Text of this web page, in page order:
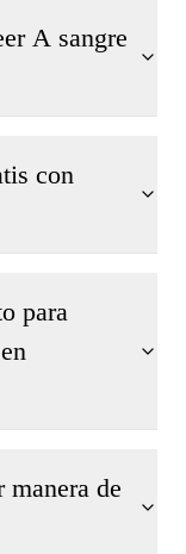
A sangre
con
para
manera de